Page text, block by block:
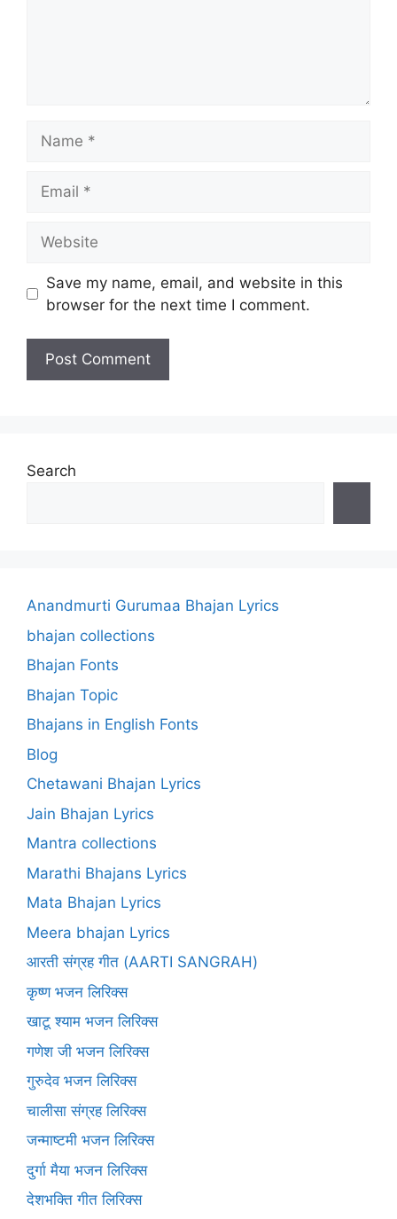
Save my name, email, and website in this
browser for the next time I comment.
Search
Anandmurti Gurumaa Bhajan Lyrics
bhajan collections
Bhajan Fonts
Bhajan Topic
Bhajans in English Fonts
Blog
Chetawani Bhajan Lyrics
Jain Bhajan Lyrics
Mantra collections
Marathi Bhajans Lyrics
Mata Bhajan Lyrics
Meera bhajan Lyrics
आरती संग्रह गीत (AARTI SANGRAH)
कृष्ण भजन लिरिक्स
खाटू श्याम भजन लिरिक्स
गणेश जी भजन लिरिक्स
गुरुदेव भजन लिरिक्स
चालीसा संग्रह लिरिक्स
जन्माष्टमी भजन लिरिक्स
दुर्गा मैया भजन लिरिक्स
देशभक्ति गीत लिरिक्स